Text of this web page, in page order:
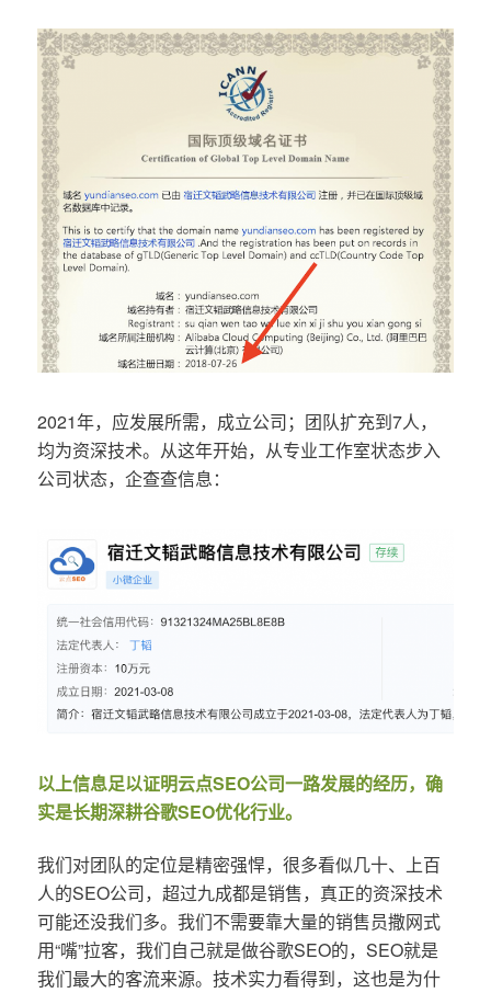
2021年，应发展所需，成立公司；团队扩充到7人，
均为资深技术。从这年开始，从专业工作室状态步入
公司状态，企查查信息：
以上信息足以证明云点SEO公司一路发展的经历，确
实是长期深耕谷歌SEO优化行业。
我们对团队的定位是精密强悍，很多看似几十、上百
人的SEO公司，超过九成都是销售，真正的资深技术
可能还没我们多。我们不需要靠大量的销售员撒网式
用“嘴”拉客，我们自己就是做谷歌SEO的，SEO就是
我们最大的客流来源。技术实力看得到，这也是为什